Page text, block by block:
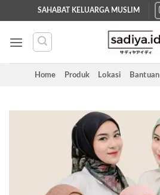
to
content
SAHABAT KELUARGA MUSLIM
Home Produk Lokasi Bantuan